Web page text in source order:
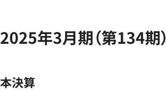
2025年3月期（第134期）
本決算